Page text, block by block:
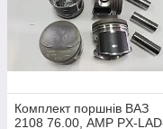
Комплект поршнів ВАЗ
2108 76.00, AMP PX-